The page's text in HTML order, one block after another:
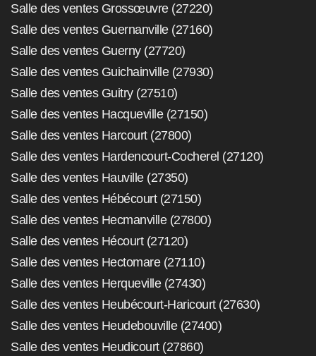
Salle des ventes Grossœuvre (27220)
Salle des ventes Guernanville (27160)
Salle des ventes Guerny (27720)
Salle des ventes Guichainville (27930)
Salle des ventes Guitry (27510)
Salle des ventes Hacqueville (27150)
Salle des ventes Harcourt (27800)
Salle des ventes Hardencourt-Cocherel (27120)
Salle des ventes Hauville (27350)
Salle des ventes Hébécourt (27150)
Salle des ventes Hecmanville (27800)
Salle des ventes Hécourt (27120)
Salle des ventes Hectomare (27110)
Salle des ventes Herqueville (27430)
Salle des ventes Heubécourt-Haricourt (27630)
Salle des ventes Heudebouville (27400)
Salle des ventes Heudicourt (27860)